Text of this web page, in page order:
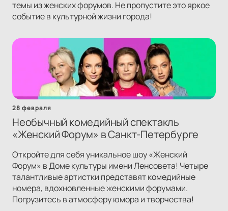
темы из женских форумов. Не пропустите это яркое
событие в культурной жизни города!
28 февраля
Необычный комедийный спектакль
«Женский Форум» в Санкт-Петербурге
Откройте для себя уникальное шоу «Женский
Форум» в Доме культуры имени Ленсовета! Четыре
талантливые артистки представят комедийные
номера, вдохновленные женскими форумами.
Погрузитесь в атмосферу юмора и творчества!